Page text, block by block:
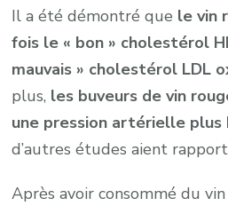
Il a été démontré que le vin
fois le « bon » cholestérol
mauvais » cholestérol LDL
plus, les buveurs de vin
une pression artérielle plus
d’autres études aient
Après avoir consommé du